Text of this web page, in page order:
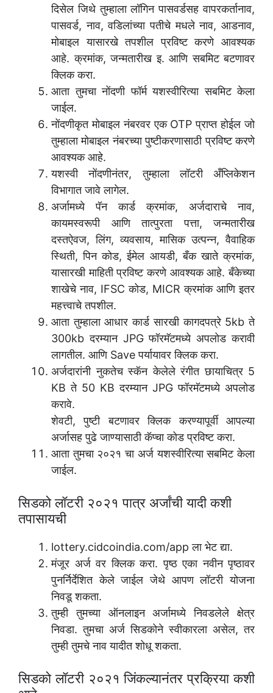
दिसेल जिथे तुम्हाला लॉगिन पासवर्डसह वापरकर्तानाव,
पासवर्ड, नाव, वडिलांच्या पतीचे मधले नाव, आडनाव,
मोबाइल यासारखे तपशील प्रविष्ट करणे आवश्यक
आहे. क्रमांक, जन्मतारीख इ. आणि सबमिट बटणावर
क्लिक करा.
आता तुमचा नोंदणी फॉर्म यशस्वीरित्या सबमिट केला
जाईल.
नोंदणीकृत मोबाइल नंबरवर एक OTP प्राप्त होईल जो
तुम्हाला मोबाइल नंबरच्या पुष्टीकरणासाठी प्रविष्ट करणे
आवश्यक आहे.
यशस्वी नोंदणीनंतर, तुम्हाला लॉटरी अँप्लिकेशन
विभागात जावे लागेल.
अर्जामध्ये पॅन कार्ड क्रमांक, अर्जदाराचे नाव,
कायमस्वरूपी आणि तात्पुरता पत्ता, जन्मतारीख
दस्तऐवज, लिंग, व्यवसाय, मासिक उत्पन्न, वैवाहिक
स्थिती, पिन कोड, ईमेल आयडी, बँक खाते क्रमांक,
यासारखी माहिती प्रविष्ट करणे आवश्यक आहे. बँकेच्या
शाखेचे नाव, IFSC कोड, MICR क्रमांक आणि इतर
महत्त्वाचे तपशील.
आता तुम्हाला आधार कार्ड सारखी कागदपत्रे 5kb ते
300kb दरम्यान JPG फॉरमॅटमध्ये अपलोड करावी
लागतील. आणि Save पर्यायावर क्लिक करा.
अर्जदारांनी नुकतेच स्कॅन केलेले रंगीत छायाचित्र 5
KB ते 50 KB दरम्यान JPG फॉरमॅटमध्ये अपलोड
करावे.
शेवटी, पुष्टी बटणावर क्लिक करण्यापूर्वी आपल्या
अर्जासह पुढे जाण्यासाठी कॅप्चा कोड प्रविष्ट करा.
आता तुमचा २०२१ चा अर्ज यशस्वीरित्या सबमिट केला
जाईल.
सिडको लॉटरी २०२१ पात्र अर्जांची यादी कशी
तपासायची
lottery.cidcoindia.com/app ला भेट द्या.
मंजूर अर्ज वर क्लिक करा. पृष्ठ एका नवीन पृष्ठावर
पुनर्निर्देशित केले जाईल जेथे आपण लॉटरी योजना
निवडू शकता.
तुम्ही तुमच्या ऑनलाइन अर्जामध्ये निवडलेले क्षेत्र
निवडा. तुमचा अर्ज सिडकोने स्वीकारला असेल, तर
तुम्ही तुमचे नाव यादीत शोधू शकता.
सिडको लॉटरी २०२१ जिंकल्यानंतर प्रक्रिया कशी